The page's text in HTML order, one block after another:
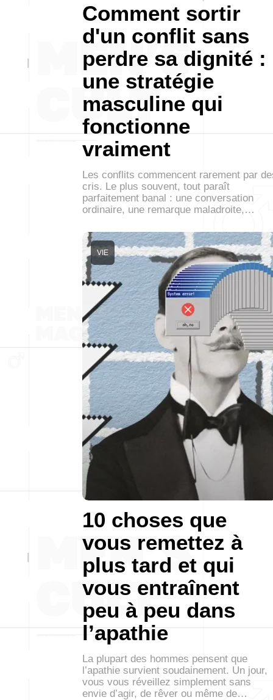
Comment sortir
d'un conflit sans
perdre sa dignité :
une stratégie
masculine qui
fonctionne
vraiment
Les conflits commencent rarement par
cris. Le plus souvent, tout paraît
parfaitement banal : une conversation
ordinaire, une remarque maladroite,…
10 choses que
vous remettez à
plus tard et qui
vous entraînent
peu à peu dans
l’apathie
VIE
La plupart des hommes pensent que
l’apathie survient soudainement. Un jour,
vous vous réveillez simplement sans
envie d’agir, de rêver ou même de…